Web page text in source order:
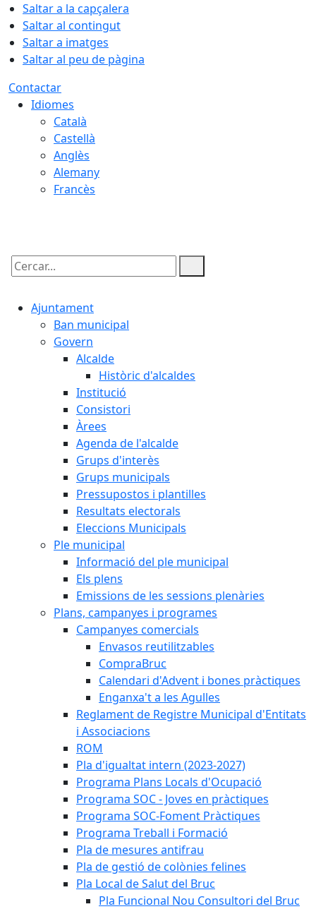
Saltar a la capçalera
Saltar al contingut
Saltar a imatges
Saltar al peu de pàgina
Contactar
Idiomes
Català
Castellà
Anglès
Alemany
Francès
Cercar:
Ajuntament
Ban municipal
Govern
Alcalde
Històric d'alcaldes
Institució
Consistori
Àrees
Agenda de l'alcalde
Grups d'interès
Grups municipals
Pressupostos i plantilles
Resultats electorals
Eleccions Municipals
Ple municipal
Informació del ple municipal
Els plens
Emissions de les sessions plenàries
Plans, campanyes i programes
Campanyes comercials
Envasos reutilitzables
CompraBruc
Calendari d'Advent i bones pràctiques
Enganxa't a les Agulles
Reglament de Registre Municipal d'Entitats
i Associacions
ROM
Pla d'igualtat intern (2023-2027)
Programa Plans Locals d'Ocupació
Programa SOC - Joves en pràctiques
Programa SOC-Foment Pràctiques
Programa Treball i Formació
Pla de mesures antifrau
Pla de gestió de colònies felines
Pla Local de Salut del Bruc
Pla Funcional Nou Consultori del Bruc